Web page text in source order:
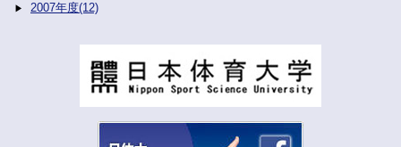
2007年度(12)